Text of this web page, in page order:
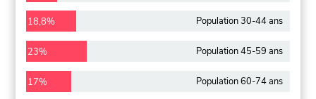
18,8% Population 30-44 ans
23% Population 45-59 ans
17% Population 60-74 ans